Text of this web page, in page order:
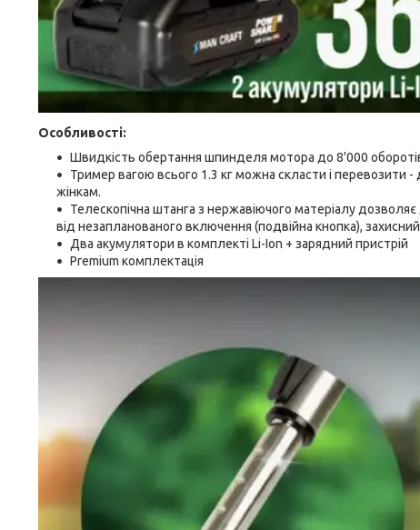
Особливості:
Швидкість обертання шпинделя мотора до 8'000
Тример вагою всього 1.3 кг можна скласти і перевозити
жінкам.
Телескопічна штанга з нержавіючого матеріалу
від незапланованого включення (подвійна кнопка),
Два акумулятори в комплекті Li-Ion + зарядний пристрій
Premium комплектація